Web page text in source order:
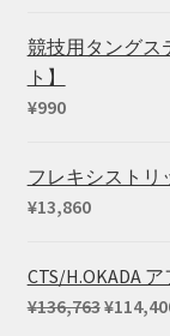
競技用タングス
ト】
¥990
フレキシストリ
¥13,860
CTS/H.OKADA
¥136,763元
¥